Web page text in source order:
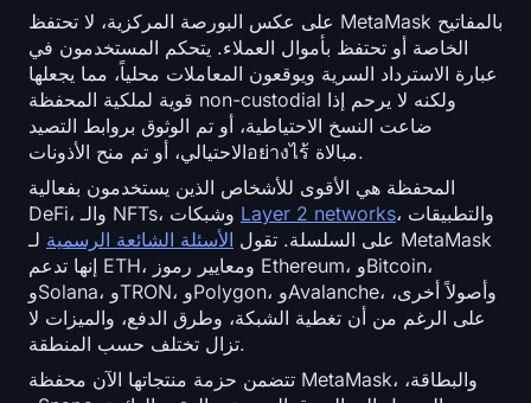
خريطة حرارة RSI
funding rates
Open Interest
إجمالي القيمة المحجوزة
Rainbow Chart
العد التنازلي لـ halving
مؤشر gas الخاص بـ ETH
على عكس البورصة المركزية، لا تحتفظ MetaMask بالمفاتيح
الخاصة أو تحتفظ بأموال العملاء. يتحكم المستخدمون في
عبارة الاسترداد السرية ويوقعون المعاملات محلياً، مما يجعلها
قوية لملكية المحفظة non-custodial ولكنه لا يرحم إذا
ضاعت النسخ الاحتياطية، أو تم الوثوق بروابط التصيد
الاحتيالي، أو تم منح الأذوناتอย่างไร้ مبالاة.
المحفظة هي الأقوى للأشخاص الذين يستخدمون بفعالية
Layer 2 networks، والتطبيقات
على السلسلة. تقول الأسئلة الشائعة الرسمية لـ MetaMask
إنها تدعم ETH، ومعايير رموز Ethereum، وBitcoin،
وSolana، وTRON، وPolygon، وAvalanche، وأصولاً أخرى،
على الرغم من أن تغطية الشبكة، وطرق الدفع، والميزات لا
تزال تختلف حسب المنطقة.
تتضمن حزمة منتجاتها الآن محفظة MetaMask، والبطاقة،